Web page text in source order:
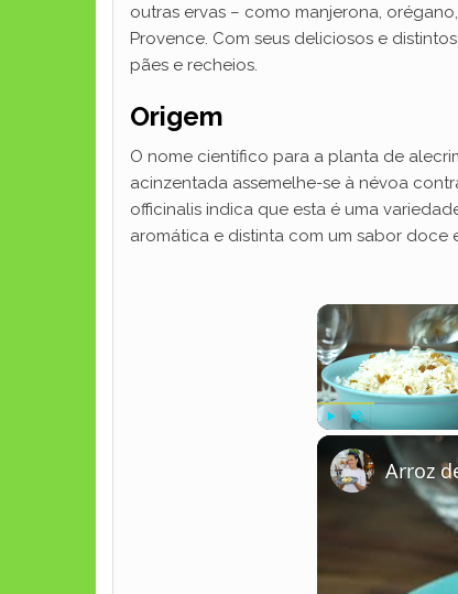
outras ervas – como manjerona,
Provence. Com seus deliciosos e
pães e recheios.
Origem
O nome científico para a planta de
acinzentada assemelhe-se à névoa
officinalis indica que esta é uma
aromática e distinta com um sabor doce
Arroz